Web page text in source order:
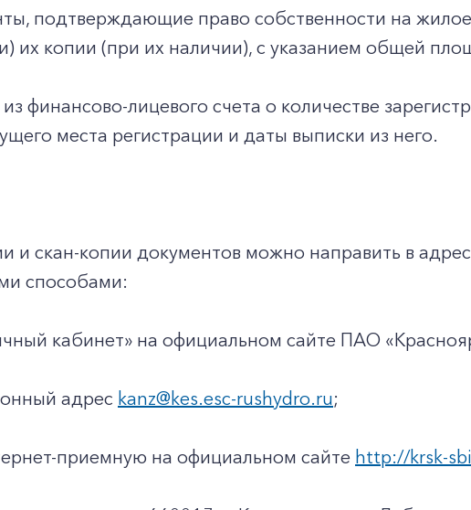
подтверждающие право собственности на
их копии (при их наличии), с указанием общей
финансово-лицевого счета о количестве
места регистрации и даты выписки из него.
и скан-копии документов можно направить в
способами:
кабинет» на официальном сайте ПАО
адрес kanz@kes.esc-rushydro.ru;
приемную на официальном сайте http://krsk-